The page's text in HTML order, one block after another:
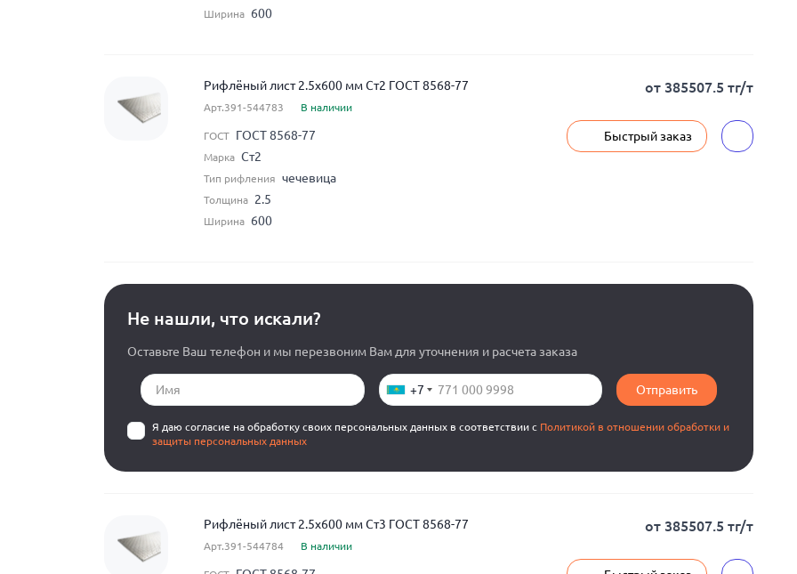
Ширина 600
Рифлёный лист 2.5x600 мм Ст2 ГОСТ 8568-77
Арт.391-544783 В наличии
ГОСТ ГОСТ 8568-77
Марка Ст2
Тип рифления чечевица
Толщина 2.5
Ширина 600
от 385507.5 тг/т
Быстрый заказ
Не нашли, что искали?
Оставьте Ваш телефон и мы перезвоним Вам для уточнения и расчета заказа
+7 Отправить
Я даю согласие на обработку своих персональных данных в соответствии с Политикой в отношении обработки и
защиты персональных данных
Рифлёный лист 2.5x600 мм Ст3 ГОСТ 8568-77
Арт.391-544784 В наличии
от 385507.5 тг/т